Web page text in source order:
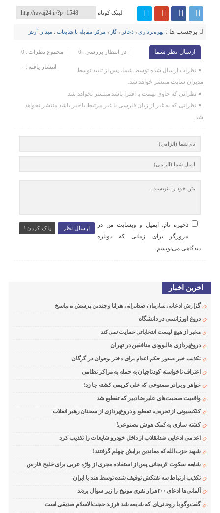
لینک کوتاه
برچسب ها : بهره‌برداری ،ذخائر ،گاز ، مرکز مقابله با شایعات ، میدان آرش
ارسال نظر شما مجموع نظرات : 0 در انتظار بررسی : 0
انتشار یافته : ۰
نظرات ارسال شده توسط شما، پس از تایید توسط
مدیران سایت منتشر خواهد شد.
نظراتی که حاوی تهمت یا افترا باشد منتشر نخواهد شد.
نظراتی که به غیر از زبان فارسی یا غیر مرتبط با خبر باشد منتشر نخواهد
شد.
ارسال نظر پاک کردن !
ذخیره نام، ایمیل و وبسایت من در
مرورگر برای زمانی که دوباره
دیدگاهی می‌نویسم.
اخرین اخبار
گزارش ادعایی سازمان ضدایرانی هرانا و چندین پرسش بی‌پاسخ
دروغ اورژانسی در دانشگاه!
مخبر از هیچ لیست انتخاباتی حمایت نمی‌کند
دروغ‌پردازی هالیوودی منافقین در تهران
تکذیب خبر صدور حکم اعدام برای دختر نوجوان در گرگان
اعتراف ناخواسته کودتاچیان به حمله به مراکز نظامی
خواهر و برادر مصنوعی که علی کریمی کشته جا زد!
واقعیت صحبت‌های علیرضا دبیر که تقطیع شد
کلکسیونی از تحریف، تقطیع و دروغ‌پردازی از سخنان رهبر انقلاب
کشته سازی به کمک هوش مصنوعی!
اعدامی ادعایی ضدانقلاب از داخل خودرو شایعات را تکذیب کرد
شهید حزب‌الله که معاندین برایش چهلم گرفتند!
شایعه سکوت لاریجانی پس از استفاده مجری از واژه عربی برای خلیج فارس
تکذیب ارتباط سه نفتکش توقیف شده توسط هند با ایران
آلمانی‌ها ادعای ۲۰۰هزار نفری مونیخ را زیر سوال بردند
گفت‌وگو با روحانی‌ای که شایعه شد فرزند حجت‌الاسلام صدیقی است